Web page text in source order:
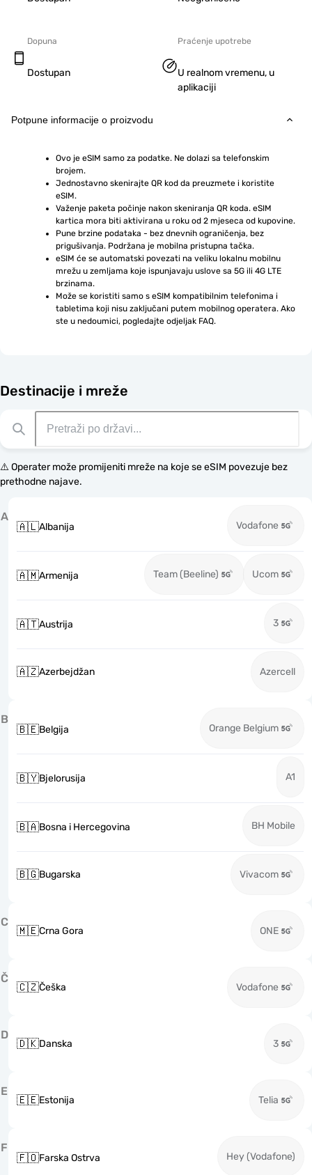
Dopuna
Dostupan
Praćenje upotrebe
U realnom vremenu, u
aplikaciji
Potpune informacije o proizvodu
Ovo je eSIM samo za podatke. Ne dolazi sa telefonskim
brojem.
Jednostavno skenirajte QR kod da preuzmete i koristite
eSIM.
Važenje paketa počinje nakon skeniranja QR koda. eSIM
kartica mora biti aktivirana u roku od 2 mjeseca od kupovine.
Pune brzine podataka - bez dnevnih ograničenja, bez
prigušivanja. Podržana je mobilna pristupna tačka.
eSIM će se automatski povezati na veliku lokalnu mobilnu
mrežu u zemljama koje ispunjavaju uslove sa 5G ili 4G LTE
brzinama.
Može se koristiti samo s eSIM kompatibilnim telefonima i
tabletima koji nisu zaključani putem mobilnog operatera. Ako
ste u nedoumici, pogledajte odjeljak FAQ.
Destinacije i mreže
⚠️ Operater može promijeniti mreže na koje se eSIM povezuje bez
prethodne najave.
A
🇦🇱Albanija Vodafone
🇦🇲Armenija Team (Beeline) Ucom
🇦🇹Austrija 3
🇦🇿Azerbejdžan Azercell
B
🇧🇪Belgija Orange Belgium
🇧🇾Bjelorusija A1
🇧🇦Bosna i Hercegovina BH Mobile
🇧🇬Bugarska Vivacom
C
🇲🇪Crna Gora ONE
Č
🇨🇿Češka Vodafone
D
🇩🇰Danska 3
E
🇪🇪Estonija Telia
F
🇫🇴Farska Ostrva Hey (Vodafone)